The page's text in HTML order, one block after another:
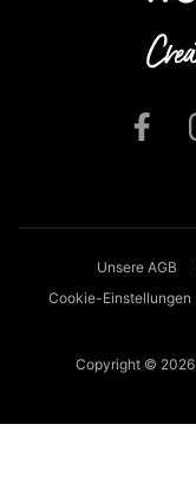
Unsere AGB
Cookie-Einstellungen
Copyright © 2026